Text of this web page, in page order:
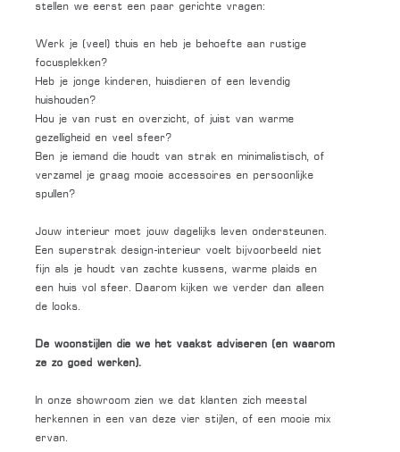
stellen we eerst een paar gerichte vragen:
Werk je (veel) thuis en heb je behoefte aan rustige
focusplekken?
Heb je jonge kinderen, huisdieren of een levendig
huishouden?
Hou je van rust en overzicht, of juist van warme
gezelligheid en veel sfeer?
Ben je iemand die houdt van strak en minimalistisch, of
verzamel je graag mooie accessoires en persoonlijke
spullen?
Jouw interieur moet jouw dagelijks leven ondersteunen.
Een superstrak design-interieur voelt bijvoorbeeld niet
fijn als je houdt van zachte kussens, warme plaids en
een huis vol sfeer. Daarom kijken we verder dan alleen
de looks.
De woonstijlen die we het vaakst adviseren (en waarom
ze zo goed werken).
In onze showroom zien we dat klanten zich meestal
herkennen in een van deze vier stijlen, of een mooie mix
ervan.